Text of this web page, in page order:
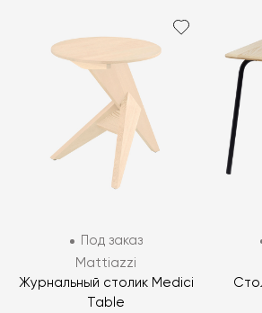
Под заказ
Mattiazzi
Журнальный столик Medici
Table